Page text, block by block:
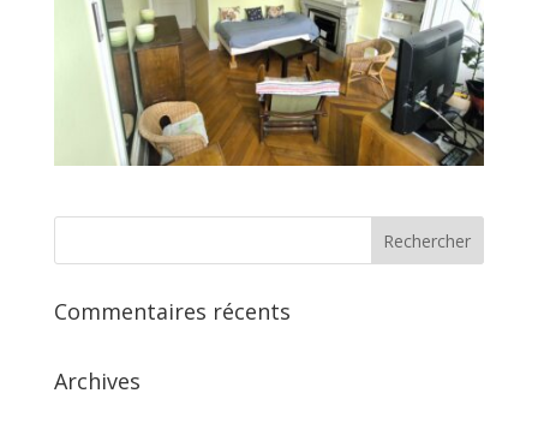
Commentaires récents
Archives